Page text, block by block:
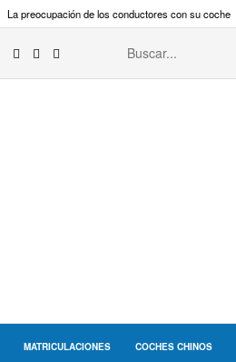
La preocupación de los conductores con su coche
MATRICULACIONES COCHES CHINOS